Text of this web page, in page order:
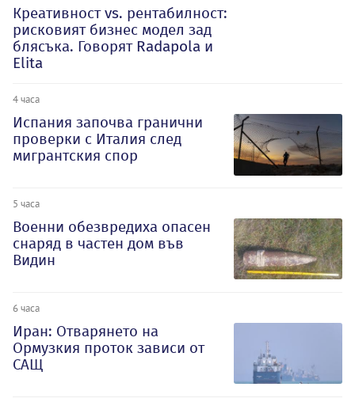
Креативност vs. рентабилност:
рисковият бизнес модел зад
блясъка. Говорят Radapola и
Elita
4 часа
Испания започва гранични
проверки с Италия след
мигрантския спор
5 часа
Военни обезвредиха опасен
снаряд в частен дом във
Видин
6 часа
Иран: Отварянето на
Ормузкия проток зависи от
САЩ